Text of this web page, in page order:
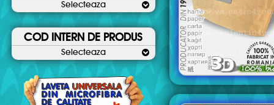
Selecteaza
COD INTERN DE PRODUS
Selecteaza